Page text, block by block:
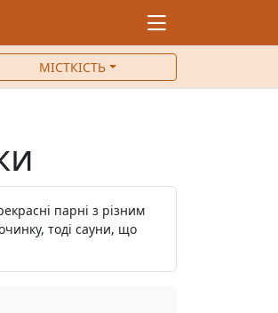
МІСТКІСТЬ
парні з різним
тоді сауни, що